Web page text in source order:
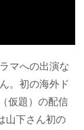
マへの出演な
。初の海外ド
仮題）の配信
山下さん初の